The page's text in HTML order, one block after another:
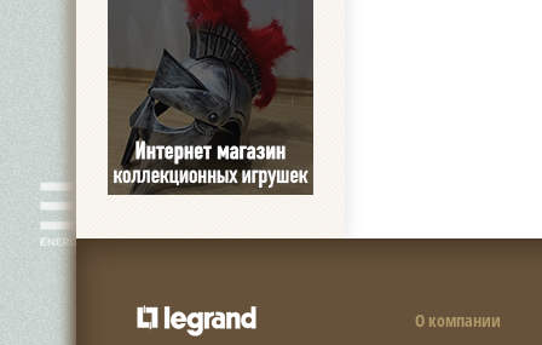
О компании